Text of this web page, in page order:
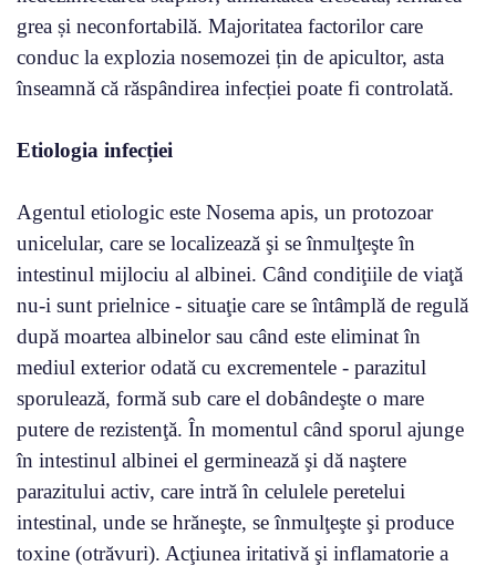
grea și neconfortabilă. Majoritatea factorilor care
conduc la explozia nosemozei țin de apicultor, asta
înseamnă că răspândirea infecției poate fi controlată.
Etiologia infecției
Agentul etiologic este Nosema apis, un protozoar
unicelular, care se localizează şi se înmulţeşte în
intestinul mijlociu al albinei. Când condiţiile de viaţă
nu-i sunt prielnice - situaţie care se întâmplă de regulă
după moartea albinelor sau când este eliminat în
mediul exterior odată cu excrementele - parazitul
sporulează, formă sub care el dobândeşte o mare
putere de rezistenţă. În momentul când sporul ajunge
în intestinul albinei el germinează şi dă naştere
parazitului activ, care intră în celulele peretelui
intestinal, unde se hrăneşte, se înmulţeşte şi produce
toxine (otrăvuri). Acţiunea iritativă şi inflamatorie a